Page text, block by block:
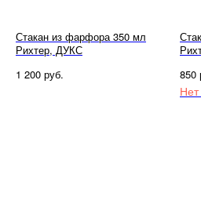
Стакан из фарфора 350 мл
Рихтер, ДУКС
1 200 руб.
850